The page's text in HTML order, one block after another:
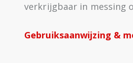
verkrijgbaar in messing
Gebruiksaanwijzing &